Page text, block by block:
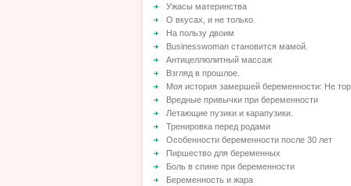
Ужасы материнства
О вкусах, и не только.
На пользу двоим
Businesswoman становитcя мамой.
Антицеллюлитный массаж
Взгляд в прошлое.
Моя история замершей беременности: Не
Вредные привычки при беременности
Летающие пузики и карапузики.
Тренировка перед родами
Особенности беременности после 30 лет
Пиршество для беременных
Боль в спине при беременности
Беременность и жара